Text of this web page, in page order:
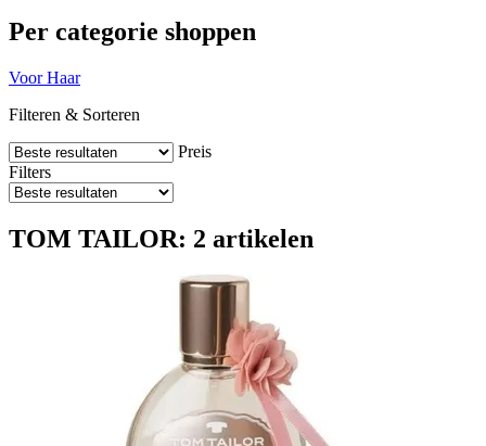
Per categorie shoppen
Voor Haar
Filteren & Sorteren
Preis
Filters
TOM TAILOR: 2 artikelen